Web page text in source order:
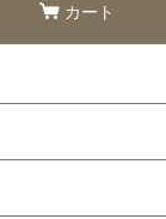
カート